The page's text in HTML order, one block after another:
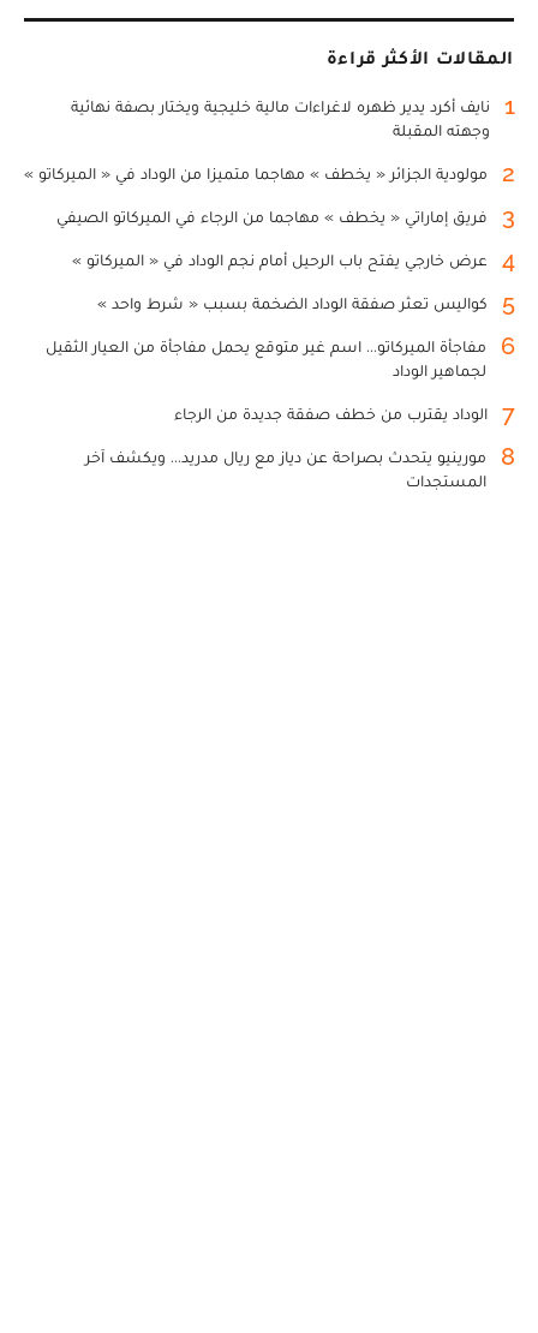
المقالات الأكثر قراءة
1
نايف أكرد يدير ظهره لاغراءات مالية خليجية ويختار بصفة نهائية
وجهته المقبلة
2 مولودية الجزائر « يخطف » مهاجما متميزا من الوداد في « الميركاتو »
3 فريق إماراتي « يخطف » مهاجما من الرجاء في الميركاتو الصيفي
4 عرض خارجي يفتح باب الرحيل أمام نجم الوداد في « الميركاتو »
5 كواليس تعثر صفقة الوداد الضخمة بسبب « شرط واحد »
6
مفاجأة الميركاتو... اسم غير متوقع يحمل مفاجأة من العيار الثقيل
لجماهير الوداد
7 الوداد يقترب من خطف صفقة جديدة من الرجاء
8
مورينيو يتحدث بصراحة عن دياز مع ريال مدريد... ويكشف آخر
المستجدات